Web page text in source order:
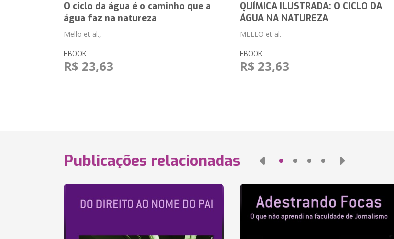
O ciclo da água é o caminho que a
água faz na natureza
Mello et al.,
EBOOK
R$ 23,63
QUÍMICA ILUSTRADA: O CICLO DA
ÁGUA NA NATUREZA
MELLO et al.
EBOOK
R$ 23,63
Publicações relacionadas